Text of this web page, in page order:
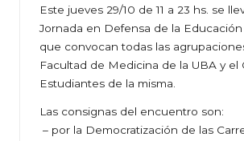
Este jueves 29/10 de 11 a 23 hs. se
Jornada en Defensa de la Educación
que convocan todas las
Facultad de Medicina de la UBA y el
Estudiantes de la misma.
Las consignas del encuentro son:
– por la Democratización de las